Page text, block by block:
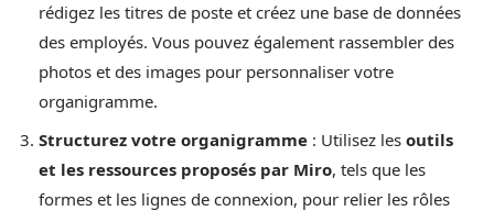
rédigez les titres de poste et créez une base de données
des employés. Vous pouvez également rassembler des
photos et des images pour personnaliser votre
organigramme.
Structurez votre organigramme : Utilisez les outils
et les ressources proposés par Miro, tels que les
formes et les lignes de connexion, pour relier les rôles